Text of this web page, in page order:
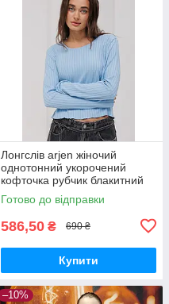
Лонгслів arjen жіночий
однотонний укорочений
кофточка рубчик блакитний
Готово до відправки
586,50 ₴ 690 ₴
Купити
–10%